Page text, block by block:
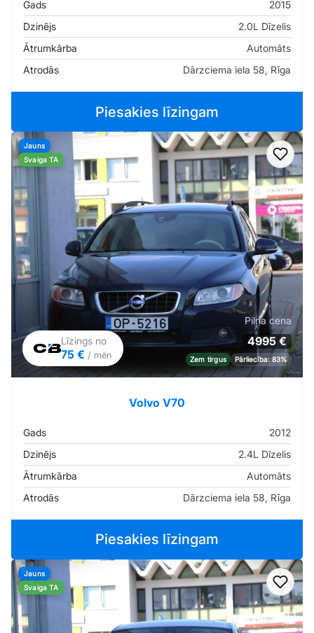
Gads
2015
Dzinējs
2.0L Dīzelis
Ātrumkārba
Automāts
Atrodās
Dārzciema iela 58, Rīga
Piesakies līzingam
Jauns
Svaiga TA
Līzings no
75 € / mēn
Pilna cena
4995 €
Zem tirgus Pārliecība: 83%
Volvo V70
Gads
2012
Dzinējs
2.4L Dīzelis
Ātrumkārba
Automāts
Atrodās
Dārzciema iela 58, Rīga
Piesakies līzingam
Jauns
Svaiga TA